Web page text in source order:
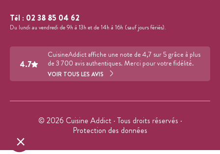
Tél : 02 38 85 04 62
Du lundi au vendredi de 9h à 13h et de 14h à 16h (sauf jours fériés).
4.7
CuisineAddict affiche une note de 4,7 sur 5 grâce à plus
de 3 700 avis authentiques. Merci pour votre fidélité.
VOIR TOUS LES AVIS
© 2026 Cuisine Addict · Tous droits réservés ·
Protection des données